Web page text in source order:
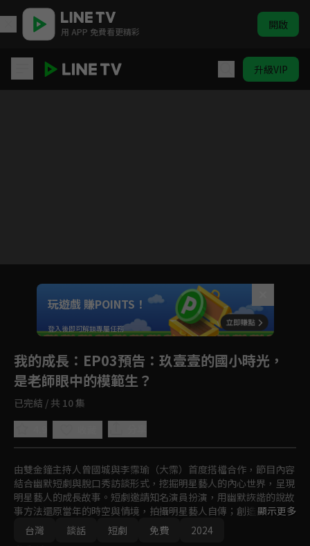
用 APP 免費看更精彩 開啟
升級VIP
Unmute
玩遊戲 賺POINTS！
登入後即可解鎖專屬任務
我的成長 ：EP03預告：玖壹壹的國小時光，
是老師眼中的模範生？
已完結 / 共 10 集
由雙金鐘主持人曾國城與李霈瑜（大霈）首度搭檔合作，節目內容
結合幽默短劇與脫口秀訪談形式，挖掘明星藝人的內心世界，呈現
明星藝人的成長故事。短劇邀請知名演員扮演，用幽默詼諧的說故
事方法還原當年的時空與情境，拍攝明星藝人自傳；創造沈浸式綜
藝節目體驗。讓來賓與觀眾如同乘坐時光機一般，一起回到從前，
經歷那一段喜怒哀樂與酸甜苦辣的成長過程。
顯示更多
台灣
談話 短劇 免費 2024